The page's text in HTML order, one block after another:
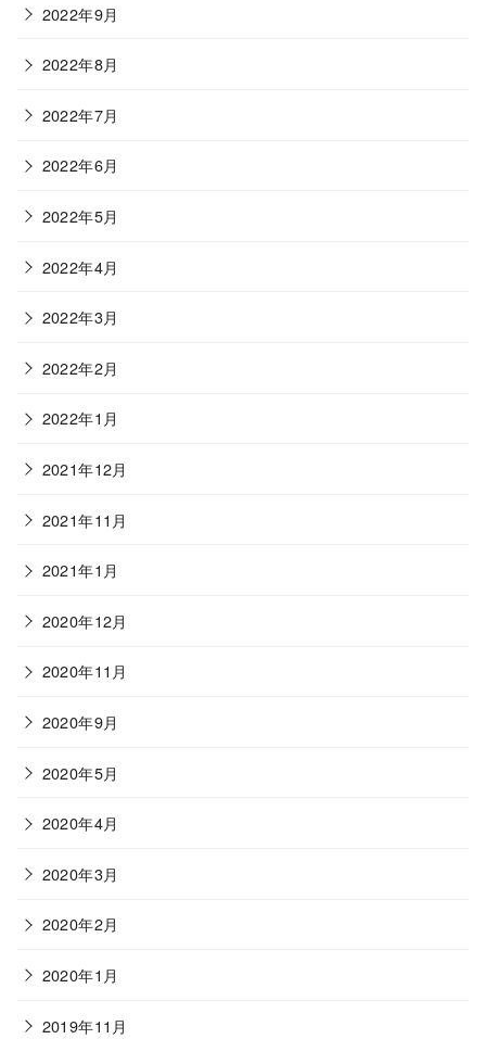
2022年9月
2022年8月
2022年7月
2022年6月
2022年5月
2022年4月
2022年3月
2022年2月
2022年1月
2021年12月
2021年11月
2021年1月
2020年12月
2020年11月
2020年9月
2020年5月
2020年4月
2020年3月
2020年2月
2020年1月
2019年11月